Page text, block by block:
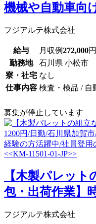
機械や自動車向
フジアルテ株式会社
給与 月収例272,000円
勤務地
石川県 小松市
寮・社宅 なし
仕事内容 検査・検品 / 自
募集が停止しています
【木製パレッ
包・出荷作業】
フジアルテ株式会社